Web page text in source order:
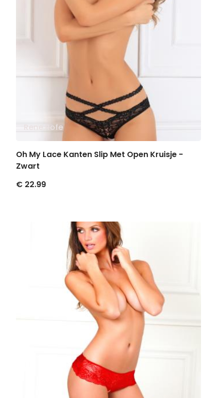
Rene Rofe
Oh My Lace Kanten Slip Met Open Kruisje -
Zwart
€ 22.99